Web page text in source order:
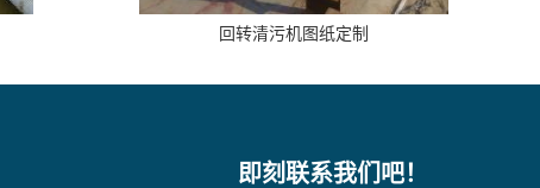
回转清污机图纸定制
即刻联系我们吧！